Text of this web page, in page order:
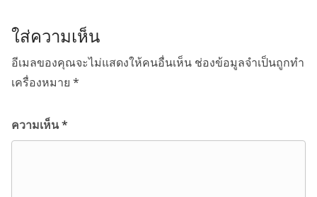
ใส่ความเห็น
อีเมลของคุณจะไม่แสดงให้คนอื่นเห็น ช่องข้อมูลจำเป็นถูกทำ
เครื่องหมาย *
ความเห็น*